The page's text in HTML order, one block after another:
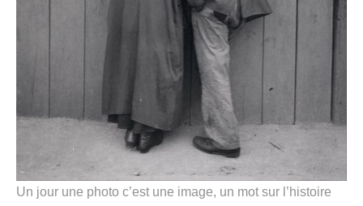
Un jour une photo c’est une image, un mot sur l’histoire